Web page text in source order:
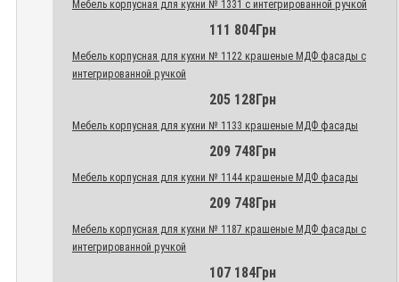
Мебель корпусная для кухни № 1331 с интегрированной ручкой
111 804Грн
Мебель корпусная для кухни № 1122 крашеные МДФ фасады с
интегрированной ручкой
205 128Грн
Мебель корпусная для кухни № 1133 крашеные МДФ фасады
209 748Грн
Мебель корпусная для кухни № 1144 крашеные МДФ фасады
209 748Грн
Мебель корпусная для кухни № 1187 крашеные МДФ фасады с
интегрированной ручкой
107 184Грн